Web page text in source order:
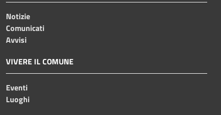
Notizie
Comunicati
Avvisi
VIVERE IL COMUNE
Eventi
Luoghi